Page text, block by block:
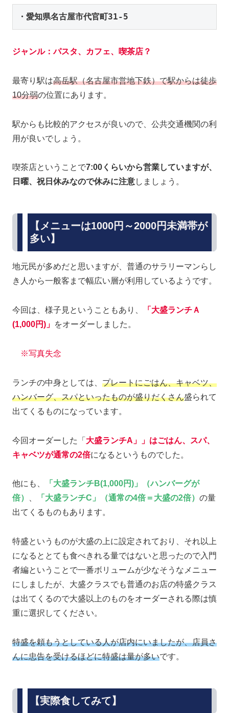
・愛知県名古屋市代官町31-5
ジャンル：パスタ、カフェ、喫茶店？
最寄り駅は高岳駅（名古屋市営地下鉄）で駅からは徒歩
10分弱の位置にあります。
駅からも比較的アクセスが良いので、公共交通機関の利
用が良いでしょう。
喫茶店ということで7:00くらいから営業していますが、
日曜、祝日休みなので休みに注意しましょう。
【メニューは1000円～2000円未満帯が
多い】
地元民が多めだと思いますが、普通のサラリーマンらし
き人から一般客まで幅広い層が利用しているようです。
今回は、様子見ということもあり、
「大盛ランチＡ
(1,000円)」 をオーダーしました。
※写真失念
ランチの中身としては、 プレートにごはん、キャベツ、
ハンバーグ、スパといったものが盛りだくさん盛られて
出てくるものになっています。
今回オーダーした「 大盛ランチA」」はごはん、スパ、
キャベツが通常の2倍になるというものでした。
他にも、
「大盛ランチB(1,000円)」（ハンバーグが
倍）
「大盛ランチC」（通常の4倍＝大盛の2倍） の量
出てくるものもあります。
特盛というものが大盛の上に設定されており、それ以上
になるととても食べきれる量ではないと思ったので入門
者編ということで一番ボリュームが少なそうなメニュー
にしましたが、大盛クラスでも普通のお店の特盛クラス
は出てくるので大盛以上のものをオーダーされる際は慎
重に選択してください。
特盛を頼もうとしている人が店内にいましたが、店員さ
んに忠告を受けるほどに特盛は量が多いです。
【実際食してみて】